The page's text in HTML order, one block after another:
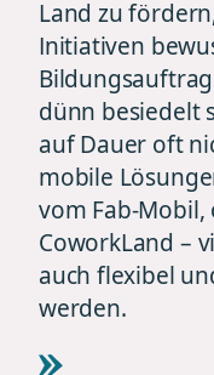
Land zu
Initiativen
dünn besiedelt
auf Dauer oft
mobile
vom Fab-
CoworkLand –
auch flexibel
werden.